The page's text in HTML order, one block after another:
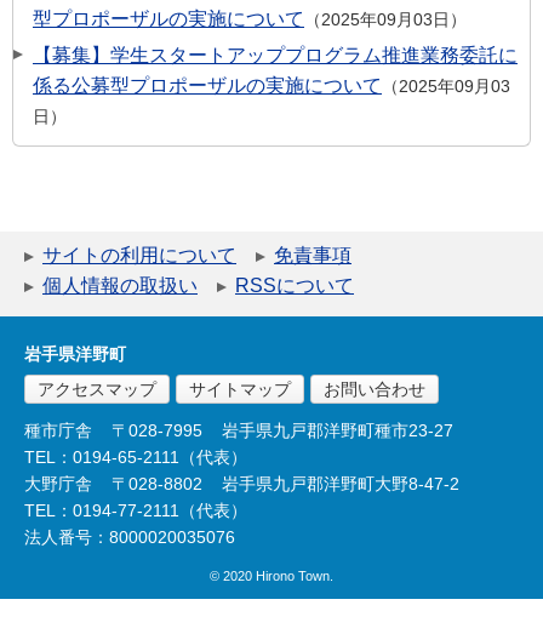
型プロポーザルの実施について
2025年09月03日
【募集】学生スタートアッププログラム推進業務委託に
係る公募型プロポーザルの実施について
2025年09月03
日
サイトの利用について
免責事項
個人情報の取扱い
RSSについて
岩手県洋野町
アクセスマップ
サイトマップ お問い合わせ
種市庁舎 〒028-7995
岩手県九戸郡洋野町種市23-27
TEL：0194-65-2111（代表）
大野庁舎
〒028-8802
岩手県九戸郡洋野町大野8-47-2
TEL：0194-77-2111（代表）
法人番号：8000020035076
© 2020 Hirono Town.